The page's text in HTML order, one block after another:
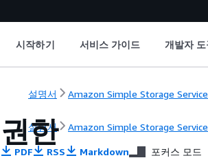
시작하기 서비스 가이드 개발자 도
설명서 Amazon Simple Storage Service
설명서 Amazon Simple Storage Service
권한
PDF RSS Markdown 포커스 모드